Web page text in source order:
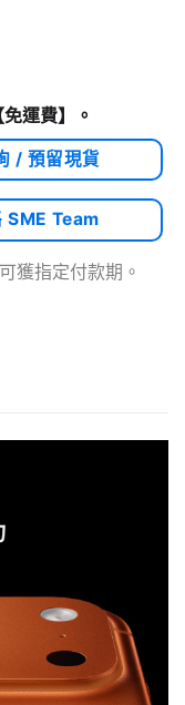
免運費】 。
/ 預留現貨
SME Team
獲指定付款期。